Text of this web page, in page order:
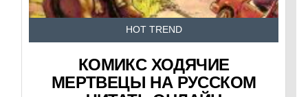
HOT TREND
КОМИКС ХОДЯЧИЕ
МЕРТВЕЦЫ НА РУССКОМ